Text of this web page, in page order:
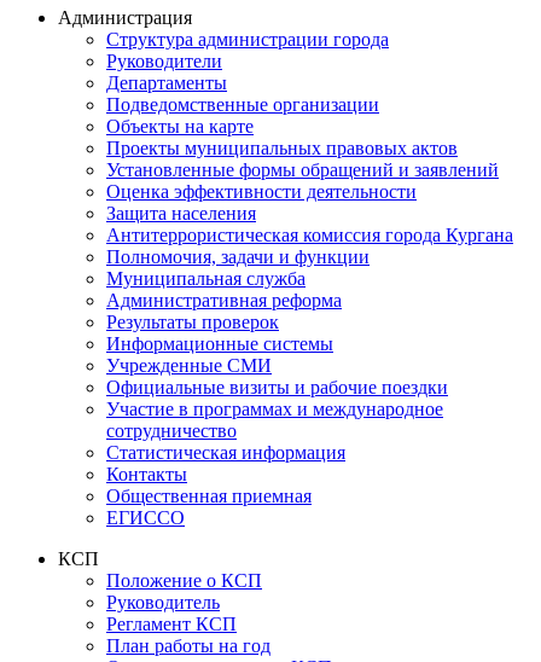
Администрация
Структура администрации города
Руководители
Департаменты
Подведомственные организации
Объекты на карте
Проекты муниципальных правовых актов
Установленные формы обращений и заявлений
Оценка эффективности деятельности
Защита населения
Антитеррористическая комиссия города Кургана
Полномочия, задачи и функции
Муниципальная служба
Административная реформа
Результаты проверок
Информационные системы
Учрежденные СМИ
Официальные визиты и рабочие поездки
Участие в программах и международное
сотрудничество
Статистическая информация
Контакты
Общественная приемная
ЕГИССО
КСП
Положение о КСП
Руководитель
Регламент КСП
План работы на год